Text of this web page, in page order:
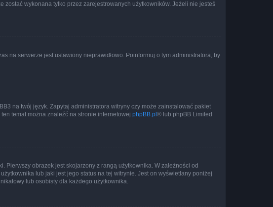
zostać wykonana tylko przez zarejestrowanych użytkowników. Jeżeli nie jesteś
na serwerze jest ustawiony nieprawidłowo. Poinformuj o tym administratora, by
na twój język. Zapytaj administratora witryny czy może zainstalować pakiet
temat można znaleźć na stronie internetowej phpBB.pl ® lub phpBB Limited
Pierwszy obrazek jest skojarzony z rangą użytkownika. W zależności od
lub jaki jest jego status na tej witrynie. Jest on wyświetlany poniżej
lub osobisty dla każdego użytkownika.